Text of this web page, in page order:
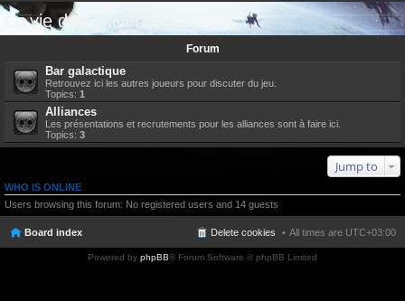
ear
ch
La vie des univers
Forum
Bar galactique
Retrouvez ici les autres joueurs pour discuter du jeu.
Topics: 1
Alliances
Les présentations et recrutements pour les alliances sont à faire ici.
Topics: 3
Jump to
WHO IS ONLINE
Users browsing this forum: No registered users and 14 guests
Board index All times are UTC+03:00
Delete cookies
Powered by phpBB® Forum Software © phpBB Limited